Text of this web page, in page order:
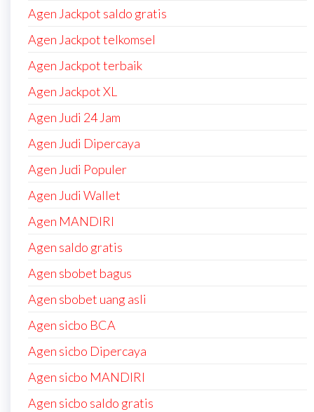
Agen Jackpot saldo gratis
Agen Jackpot telkomsel
Agen Jackpot terbaik
Agen Jackpot XL
Agen Judi 24 Jam
Agen Judi Dipercaya
Agen Judi Populer
Agen Judi Wallet
Agen MANDIRI
Agen saldo gratis
Agen sbobet bagus
Agen sbobet uang asli
Agen sicbo BCA
Agen sicbo Dipercaya
Agen sicbo MANDIRI
Agen sicbo saldo gratis